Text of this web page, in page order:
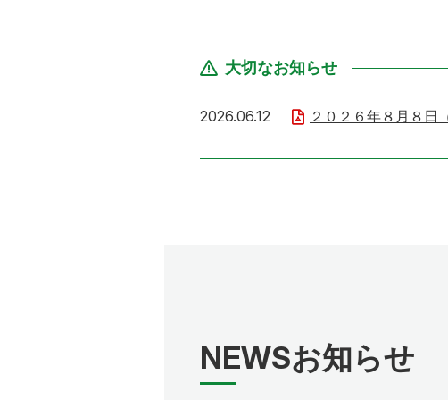
大切なお知らせ
2026.06.12 2026年6月12日
２０２６年８月８日
NEWSお知らせ